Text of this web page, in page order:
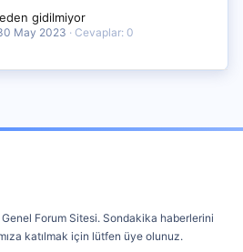
gidilmiyor
May 2023
Cevaplar: 0
Forum Sitesi. Sondakika haberlerini
katılmak için lütfen üye olunuz.